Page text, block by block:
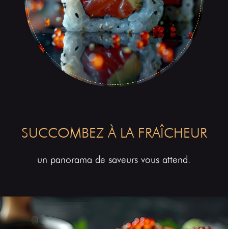
SUCCOMBEZ À LA FRAÎCHEUR
un panorama de saveurs vous attend.